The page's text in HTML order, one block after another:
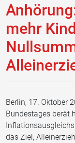
mehr
Berlin, 17. Oktober
Bundestages berät
das Ziel,